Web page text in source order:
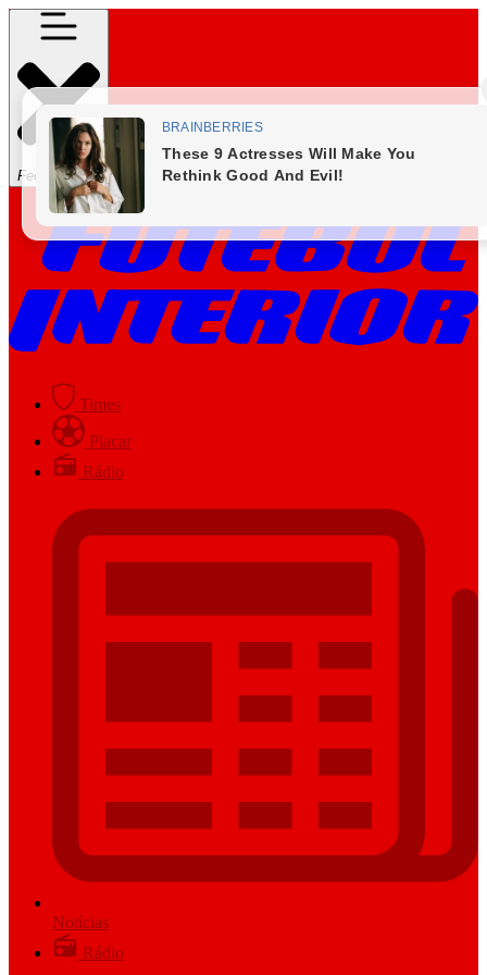
Fechar Menu
Times
Placar
Rádio
Notícias
Rádio